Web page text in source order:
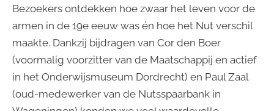
Bezoekers ontdekken hoe zwaar het leven voor de
armen in de 19e eeuw was én hoe het Nut verschil
maakte. Dankzij bijdragen van Cor den Boer
(voormalig voorzitter van de Maatschappij en actief
in het Onderwijsmuseum Dordrecht) en Paul Zaal
(oud-medewerker van de Nutsspaarbank in